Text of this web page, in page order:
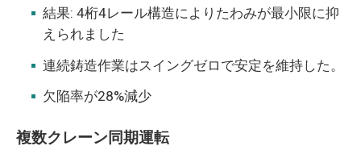
結果: 4桁4レール構造によりたわみが最小限に抑
えられました
連続鋳造作業はスイングゼロで安定を維持した。
欠陥率が28%減少
複数クレーン同期運転